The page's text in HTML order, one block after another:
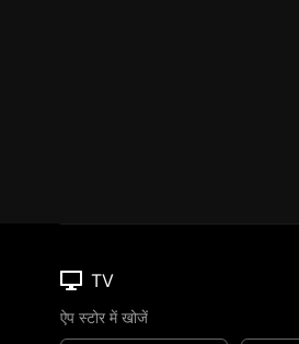
TV
ऐप स्टोर में खोजें